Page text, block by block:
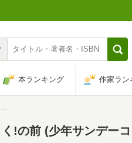
本ランキング 作家ラン
!の前 (少年サンデー